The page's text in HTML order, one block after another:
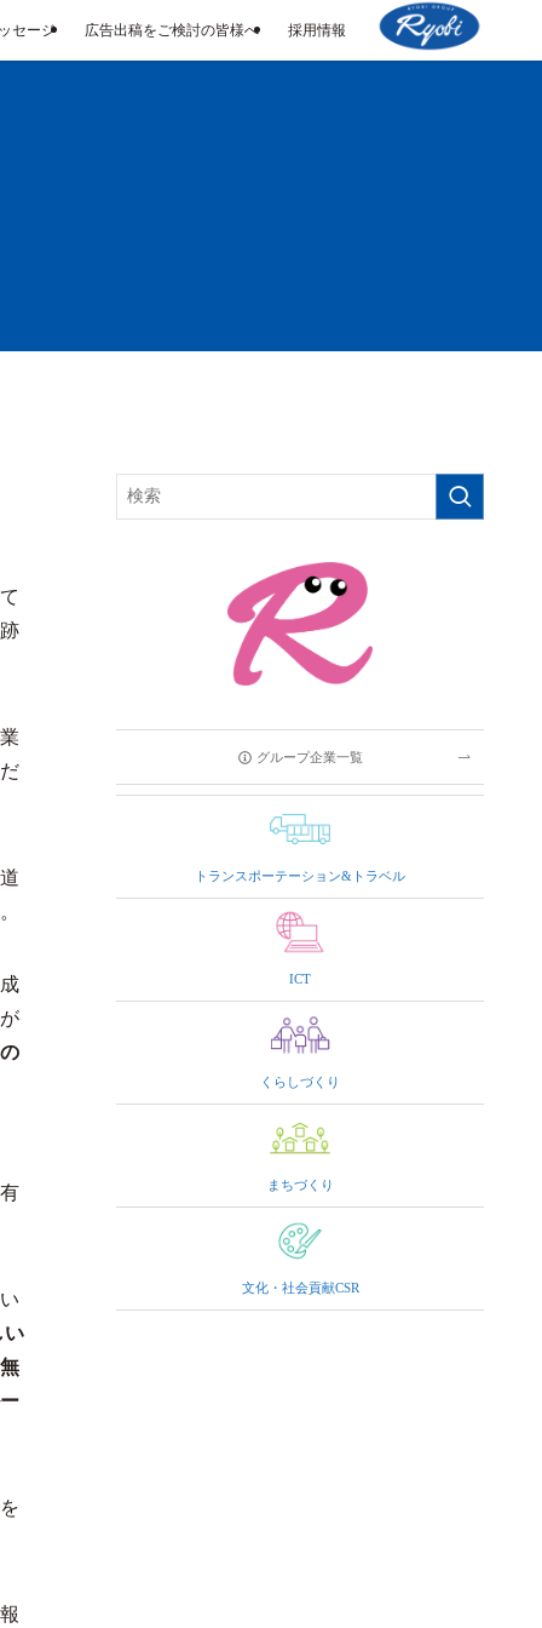
セージ 広告出稿をご検討の皆様へ 採用情報
い
グループ企業一覧
トランスポーテーション&トラベル
ICT
くらしづくり
まちづくり
文化・社会貢献CSR